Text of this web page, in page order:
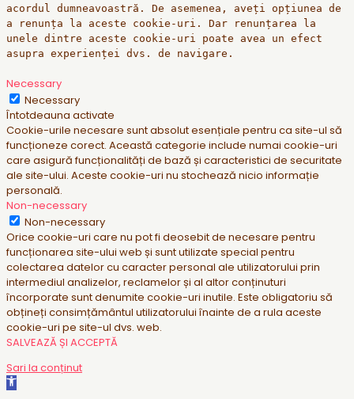
acordul dumneavoastră. De asemenea, aveți opțiunea de
a renunța la aceste cookie-uri. Dar renunțarea la
unele dintre aceste cookie-uri poate avea un efect
asupra experienței dvs. de navigare.
Necessary
Necessary
Întotdeauna activate
Cookie-urile necesare sunt absolut esențiale pentru ca site-ul să
funcționeze corect. Această categorie include numai cookie-uri
care asigură funcționalități de bază și caracteristici de securitate
ale site-ului. Aceste cookie-uri nu stochează nicio informație
personală.
Non-necessary
Non-necessary
Orice cookie-uri care nu pot fi deosebit de necesare pentru
funcționarea site-ului web și sunt utilizate special pentru
colectarea datelor cu caracter personal ale utilizatorului prin
intermediul analizelor, reclamelor și al altor conținuturi
încorporate sunt denumite cookie-uri inutile. Este obligatoriu să
obțineți consimțământul utilizatorului înainte de a rula aceste
cookie-uri pe site-ul dvs. web.
SALVEAZĂ ȘI ACCEPTĂ
Sari la conținut
Deschide bara de unelte